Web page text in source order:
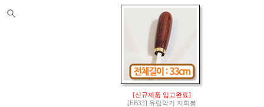
[신규제품 입고완료]
[EB33] 유럽악기 지휘봉